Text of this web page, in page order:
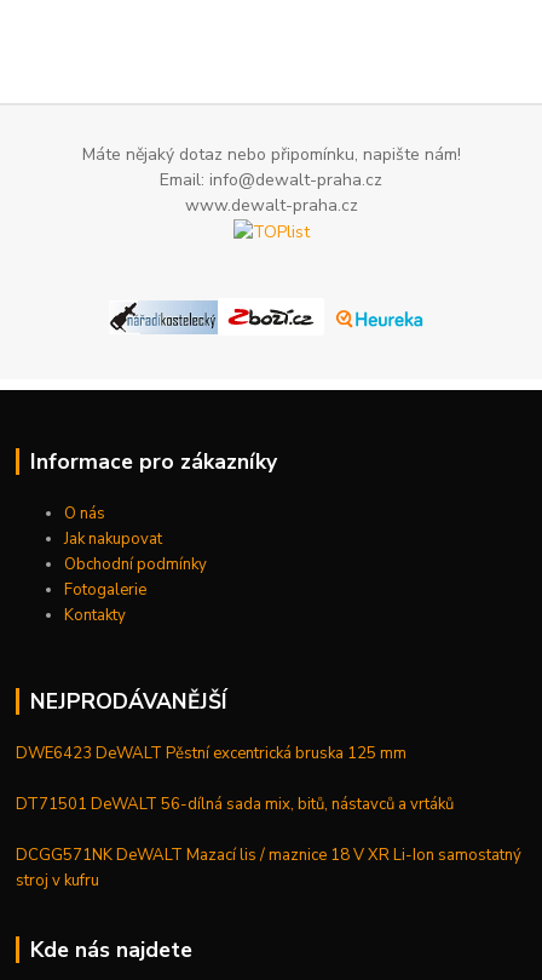
Máte nějaký dotaz nebo připomínku, napište nám!
Email: info@dewalt-praha.cz
www.dewalt-praha.cz
Informace pro zákazníky
O nás
Jak nakupovat
Obchodní podmínky
Fotogalerie
Kontakty
NEJPRODÁVANĚJŠÍ
DWE6423 DeWALT Pěstní excentrická bruska 125 mm
DT71501 DeWALT 56-dílná sada mix, bitů, nástavců a vrtáků
DCGG571NK DeWALT Mazací lis / maznice 18 V XR Li-Ion samostatný
stroj v kufru
Kde nás najdete